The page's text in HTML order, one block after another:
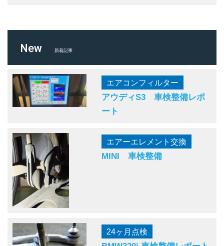
New 新着記事
エアコンフィルター
アウディS3 車検整備レポ
ート
エアーエレメント交換
MINI 車検整備
24ヶ月点検